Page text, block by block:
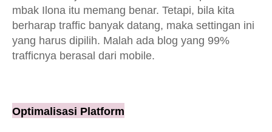
mbak Ilona itu memang benar. Tetapi, bila kita
berharap traffic banyak datang, maka settingan ini
yang harus dipilih. Malah ada blog yang 99%
trafficnya berasal dari mobile.
Optimalisasi Platform